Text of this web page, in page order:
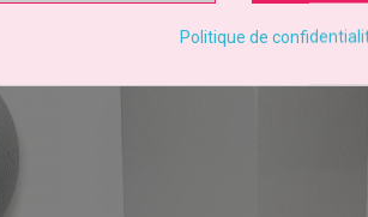
déclinaisonsPolitique de